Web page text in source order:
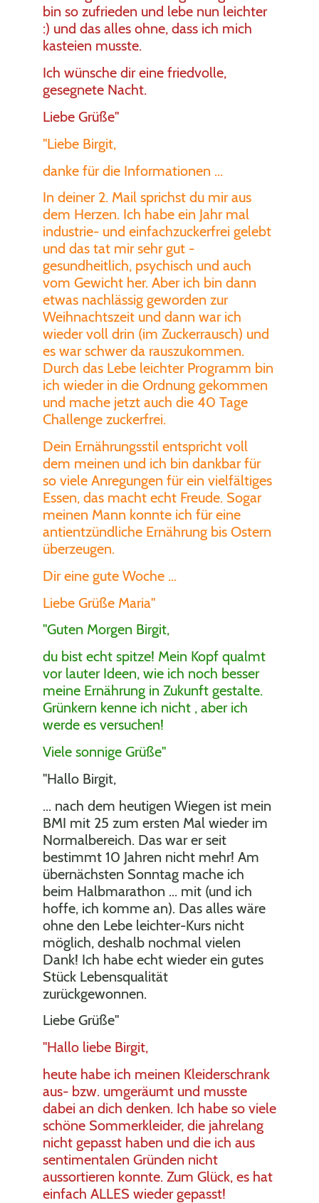
bin so zufrieden und lebe nun leichter
:) und das alles ohne, dass ich mich
kasteien musste.
Ich wünsche dir eine friedvolle,
gesegnete Nacht.
Liebe Grüße"
"Liebe Birgit,
danke für die Informationen ...
In deiner 2. Mail sprichst du mir aus
dem Herzen. Ich habe ein Jahr mal
industrie- und einfachzuckerfrei gelebt
und das tat mir sehr gut -
gesundheitlich, psychisch und auch
vom Gewicht her. Aber ich bin dann
etwas nachlässig geworden zur
Weihnachtszeit und dann war ich
wieder voll drin (im Zuckerrausch) und
es war schwer da rauszukommen.
Durch das Lebe leichter Programm bin
ich wieder in die Ordnung gekommen
und mache jetzt auch die 40 Tage
Challenge zuckerfrei.
Dein Ernährungsstil entspricht voll
dem meinen und ich bin dankbar für
so viele Anregungen für ein vielfältiges
Essen, das macht echt Freude. Sogar
meinen Mann konnte ich für eine
antientzündliche Ernährung bis Ostern
überzeugen.
Dir eine gute Woche ...
Liebe Grüße Maria"
"Guten Morgen Birgit,
du bist echt spitze! Mein Kopf qualmt
vor lauter Ideen, wie ich noch besser
meine Ernährung in Zukunft gestalte.
Grünkern kenne ich nicht , aber ich
werde es versuchen!
Viele sonnige Grüße"
"Hallo Birgit,
... nach dem heutigen Wiegen ist mein
BMI mit 25 zum ersten Mal wieder im
Normalbereich. Das war er seit
bestimmt 10 Jahren nicht mehr! Am
übernächsten Sonntag mache ich
beim Halbmarathon ... mit (und ich
hoffe, ich komme an). Das alles wäre
ohne den Lebe leichter-Kurs nicht
möglich, deshalb nochmal vielen
Dank! Ich habe echt wieder ein gutes
Stück Lebensqualität
zurückgewonnen.
Liebe Grüße"
"Hallo liebe Birgit,
heute habe ich meinen Kleiderschrank
aus- bzw. umgeräumt und musste
dabei an dich denken. Ich habe so viele
schöne Sommerkleider, die jahrelang
nicht gepasst haben und die ich aus
sentimentalen Gründen nicht
aussortieren konnte. Zum Glück, es hat
einfach ALLES wieder gepasst!